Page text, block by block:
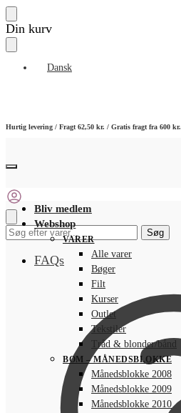
Skip
to
Skip
to
Din kurv
Dansk
Hurtig levering / Fragt 62,50 kr. / Gratis fragt fra 600 kr.
Søg
Søg
FAQs
Bliv medlem
Webshop
VARER
Alle varer
Bøger
Filt
Kurser
Outlet
Tekstiler
Tråd & blonder/bånd
BOM – MÅNEDSBLOKKE
Månedsblokke 2008
Månedsblokke 2009
Månedsblokke 2010